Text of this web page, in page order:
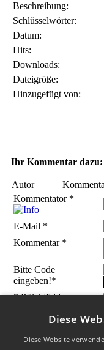
Beschreibung:
Schlüsselwörter:
Datum:
Hits:
Downloads:
Dateigröße:
Hinzugefügt von:
Ihr Kommentar dazu:
Autor
Kommentator *
E-Mail *
Kommentar *
Bitte Code
eingeben!*
* Pflichtfelder
Diese
Diese Website